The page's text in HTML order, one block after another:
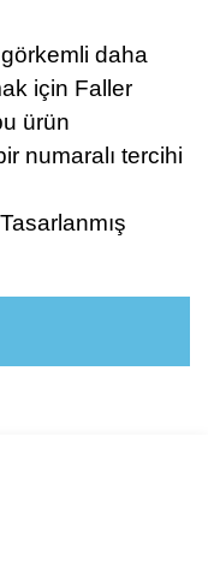
daha
için Faller
ürün
numaralı tercihi